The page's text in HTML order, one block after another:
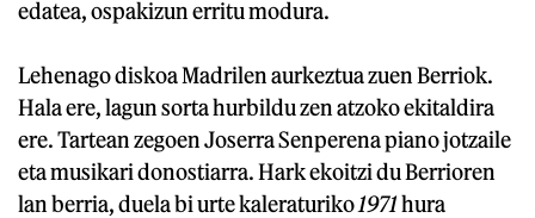
edatea, ospakizun erritu modura.
Lehenago diskoa Madrilen aurkeztua zuen Berriok.
Hala ere, lagun sorta hurbildu zen atzoko ekitaldira
ere. Tartean zegoen Joserra Senperena piano jotzaile
eta musikari donostiarra. Hark ekoitzi du Berrioren
lan berria, duela bi urte kaleraturiko1971hura